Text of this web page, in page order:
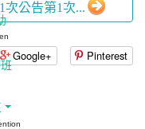
公告第1次...
Google+ Pinterest